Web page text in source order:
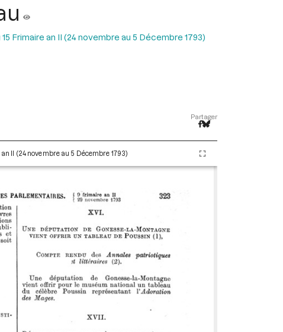
Frimaire an II (24 novembre au 5 Décembre 1793)
Partager
II (24 novembre au 5 Décembre 1793)